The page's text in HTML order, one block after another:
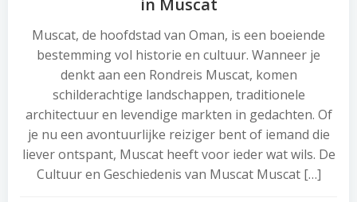
in Muscat
Muscat, de hoofdstad van Oman, is een boeiende
bestemming vol historie en cultuur. Wanneer je
denkt aan een Rondreis Muscat, komen
schilderachtige landschappen, traditionele
architectuur en levendige markten in gedachten. Of
je nu een avontuurlijke reiziger bent of iemand die
liever ontspant, Muscat heeft voor ieder wat wils. De
Cultuur en Geschiedenis van Muscat Muscat […]